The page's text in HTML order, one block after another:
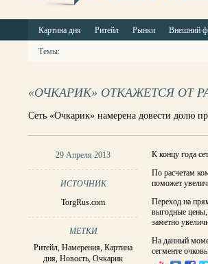
Картина дня Ритейл Рынки Внешний
Темы:
«ОЧКАРИК» ОТКАЖЕТСЯ ОТ
Сеть «Очкарик» намерена довести долю
29 Апреля 2013
ИСТОЧНИК
TorgRus.com
МЕТКИ
Ритейл, Намерения, Картина
дня, Новость, Очкарик
К концу года
По расчетам
поможет
Переход на
выгодные цены,
заметно
На данный
сегменте